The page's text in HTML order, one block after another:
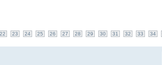
22 23 24 25 26 27 28 29 30 31 32 33 34